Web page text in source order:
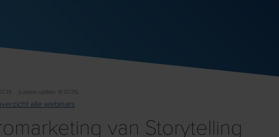
(Laatste update: 10.07.25)
alle webinars
van Storytelling